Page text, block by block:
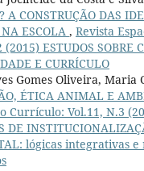
A CONSTRUÇÃO DAS
ESCOLA , Revista
ESTUDOS SOBRE
E CURRÍCULO
Gomes Oliveira, Maria
ÉTICA ANIMAL E
Currículo: Vol.11, N.3
DE
lógicas integrativas